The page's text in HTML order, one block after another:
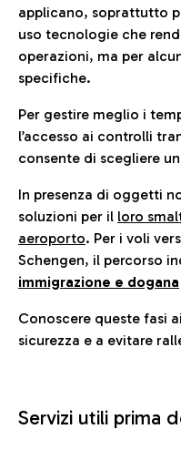
applicano, soprattutto
uso tecnologie che
operazioni, ma per
specifiche.
Per gestire meglio i
l’accesso ai controlli
consente di scegliere
In presenza di oggetti
soluzioni per il loro
aeroporto. Per i voli
Schengen, il percorso
immigrazione e dogana
Conoscere queste fasi
sicurezza e a evitare
Servizi utili prima